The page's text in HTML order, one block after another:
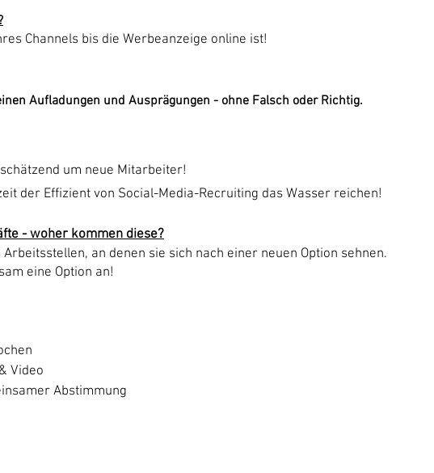
Channels bis die Werbeanzeige online ist!
Aufladungen und Ausprägungen - ohne Falsch oder Richtig.
um neue Mitarbeiter!
der Effizient von Social-Media-Recruiting das Wasser reichen!
- woher kommen diese?
an denen sie sich nach einer neuen Option sehnen.
eine Option an!
Video
Abstimmung